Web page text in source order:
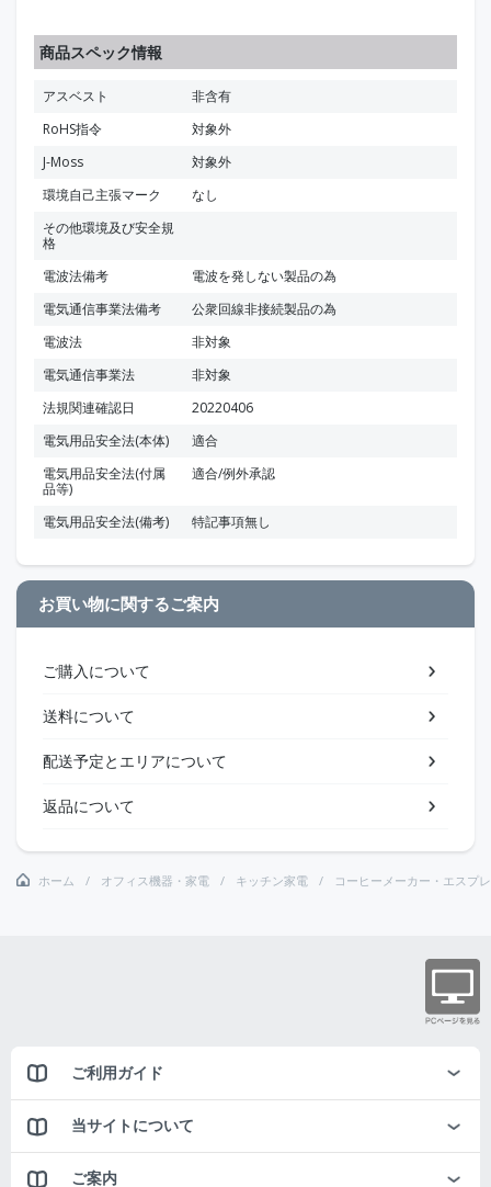
商品スペック情報
アスベスト
非含有
RoHS指令
対象外
J-Moss
対象外
環境自己主張マーク
なし
その他環境及び安全規
格
電波法備考
電波を発しない製品の為
電気通信事業法備考
公衆回線非接続製品の為
電波法
非対象
電気通信事業法
非対象
法規関連確認日
20220406
電気用品安全法(本体)
適合
電気用品安全法(付属
品等)
適合/例外承認
電気用品安全法(備考) 特記事項無し
お買い物に関するご案内
ご購入について
送料について
配送予定とエリアについて
返品について
ホーム オフィス機器・家電 キッチン家電 コーヒーメーカー・エスプ
ご利用ガイド
当サイトについて
ご案内